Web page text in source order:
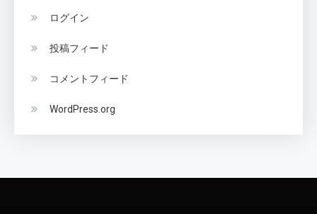
ログイン
投稿フィード
コメントフィード
WordPress.org